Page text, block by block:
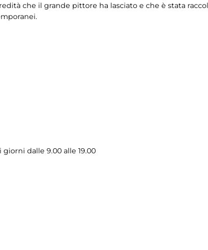
che il grande pittore ha lasciato e che è stata
dalle 9.00 alle 19.00